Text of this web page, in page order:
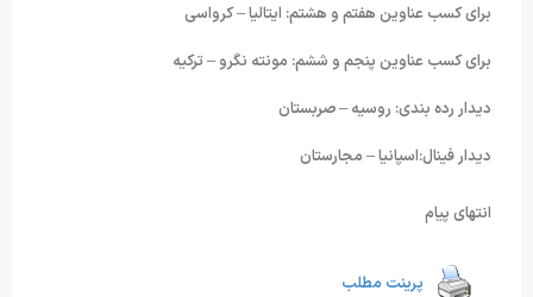
برای کسب عناوین هفتم و هشتم: ایتالیا – کرواسی
برای کسب عناوین پنجم و ششم: مونته نگرو – ترکیه
دیدار رده بندی: روسیه – صربستان
دیدار فینال:اسپانیا – مجارستان
انتهای پیام
پرینت مطلب